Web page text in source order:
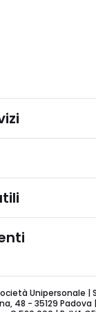
Società Unipersonale
48 - 35129 Padova